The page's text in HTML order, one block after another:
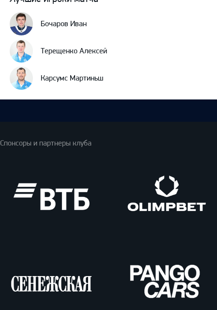
Бочаров Иван
Терещенко Алексей
Карсумс Мартиньш
Спонсоры и партнеры клуба